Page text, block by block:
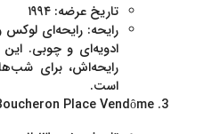
تاریخ عرضه:
رایحه: رایحه‌ای لوکس
ادویه‌ای و چوبی.
رایحه‌اش، برای
است.
Place Vendôme